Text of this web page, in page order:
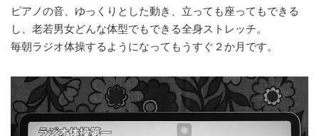
ピアノの音、ゆっくりとした動き、立っても座ってもできる
し、老若男女どんな体型でもできる全身ストレッチ。
毎朝ラジオ体操するようになってもうすぐ２か月です。